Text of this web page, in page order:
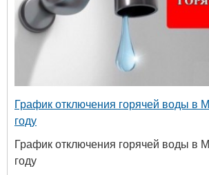
График отключения горячей воды в
году
График отключения горячей воды в
году